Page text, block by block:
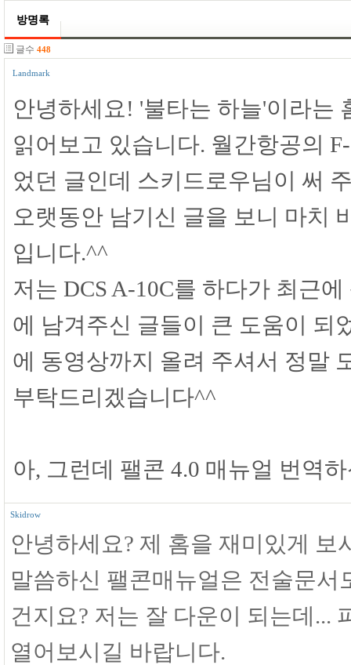
방명록
글수 448
Landmark
안녕하세요! '불타는 하늘'이라는
읽어보고 있습니다. 월간항공의
었던 글인데 스키드로우님이 써
오랫동안 남기신 글을 보니 마치
입니다.^^
저는 DCS A-10C를 하다가 최근
에 남겨주신 글들이 큰 도움이 되
에 동영상까지 올려 주셔서 정말
부탁드리겠습니다^^
아, 그런데 팰콘 4.0 매뉴얼 번역
Skidrow
안녕하세요? 제 홈을 재미있게
말씀하신 팰콘매뉴얼은 전술문
건지요? 저는 잘 다운이 되는데...
열어보시길 바랍니다.